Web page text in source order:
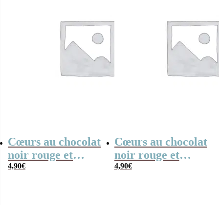
Cœurs au chocolat
noir rouge et
blanc x4 “Merci”
4,90€
Cœurs au chocolat
noir rouge et
blanc x4 “Merci
4,90€